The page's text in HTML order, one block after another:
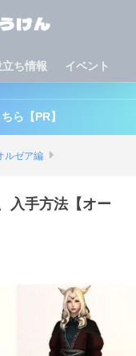
立ち情報 イベント
ら【PR】
ルゼア編
入手方法【オー